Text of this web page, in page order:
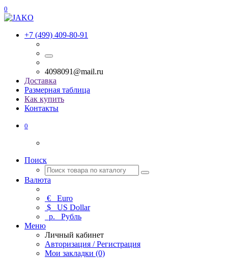
0
+7 (499) 409-80-91
4098091@mail.ru
Доставка
Размерная таблица
Как купить
Контакты
0
Поиск
Валюта
€ Euro
$ US Dollar
р. Рубль
Меню
Личный кабинет
Авторизация / Регистрация
Мои закладки (0)